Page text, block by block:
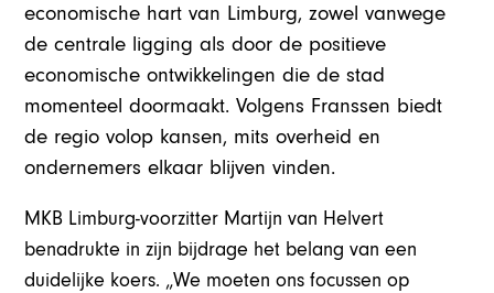
economische hart van Limburg, zowel vanwege
de centrale ligging als door de positieve
economische ontwikkelingen die de stad
momenteel doormaakt. Volgens Franssen biedt
de regio volop kansen, mits overheid en
ondernemers elkaar blijven vinden.
MKB Limburg-voorzitter Martijn van Helvert
benadrukte in zijn bijdrage het belang van een
duidelijke koers. „We moeten ons focussen op